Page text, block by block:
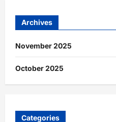
Archives
November 2025
October 2025
Categories